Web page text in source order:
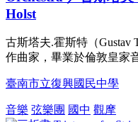
Holst
古斯塔夫.霍斯特（Gustav
作曲家，畢業於倫敦皇
臺南市立復興國民中學
音樂 弦樂團 國中 觀摩